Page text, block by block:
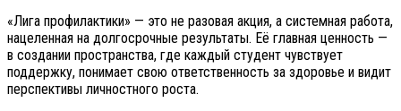
«Лига профилактики» — это не разовая акция, а системная работа,
нацеленная на долгосрочные результаты. Её главная ценность —
в создании пространства, где каждый студент чувствует
поддержку, понимает свою ответственность за здоровье и видит
перспективы личностного роста.